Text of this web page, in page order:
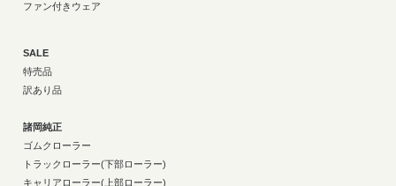
ファン付きウェア
SALE
特売品
訳あり品
諸岡純正
ゴムクローラー
トラックローラー(下部ローラー)
キャリアローラー(上部ローラー)